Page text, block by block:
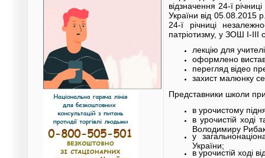
відзначення 24-ї
України від 05.08.2015
24-ї річниці
патріотизму, у ЗОШ І-
лекцію для
оформлено
перегляд відео
захист малюнку
Представники школи
в урочистому
в урочистій ході
Володимиру
у
України;
в урочистій ході